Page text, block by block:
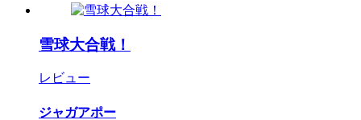
雪球大合戦！
レビュー
ジャガアポー